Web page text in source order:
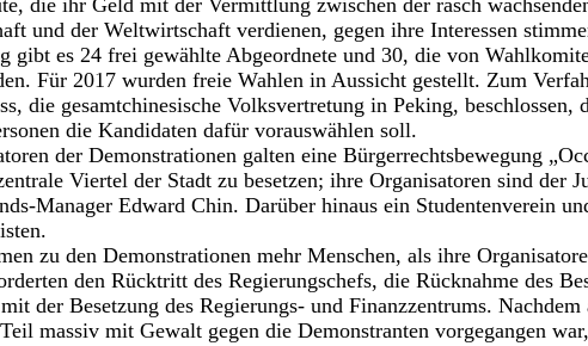
die ihr Geld mit der Vermittlung zwischen der rasch
und der Weltwirtschaft verdienen, gegen ihre Interessen
gibt es 24 frei gewählte Abgeordnete und 30, die von
Für 2017 wurden freie Wahlen in Aussicht gestellt. Zum
die gesamtchinesische Volksvertretung in Peking, beschlossen,
die Kandidaten dafür vorauswählen soll.
der Demonstrationen galten eine Bürgerrechtsbewegung
Viertel der Stadt zu besetzen; ihre Organisatoren sind der
Manager Edward Chin. Darüber hinaus ein Studentenverein
zu den Demonstrationen mehr Menschen, als ihre
den Rücktritt des Regierungschefs, die Rücknahme des
der Besetzung des Regierungs- und Finanzzentrums. Nachdem
massiv mit Gewalt gegen die Demonstranten vorgegangen